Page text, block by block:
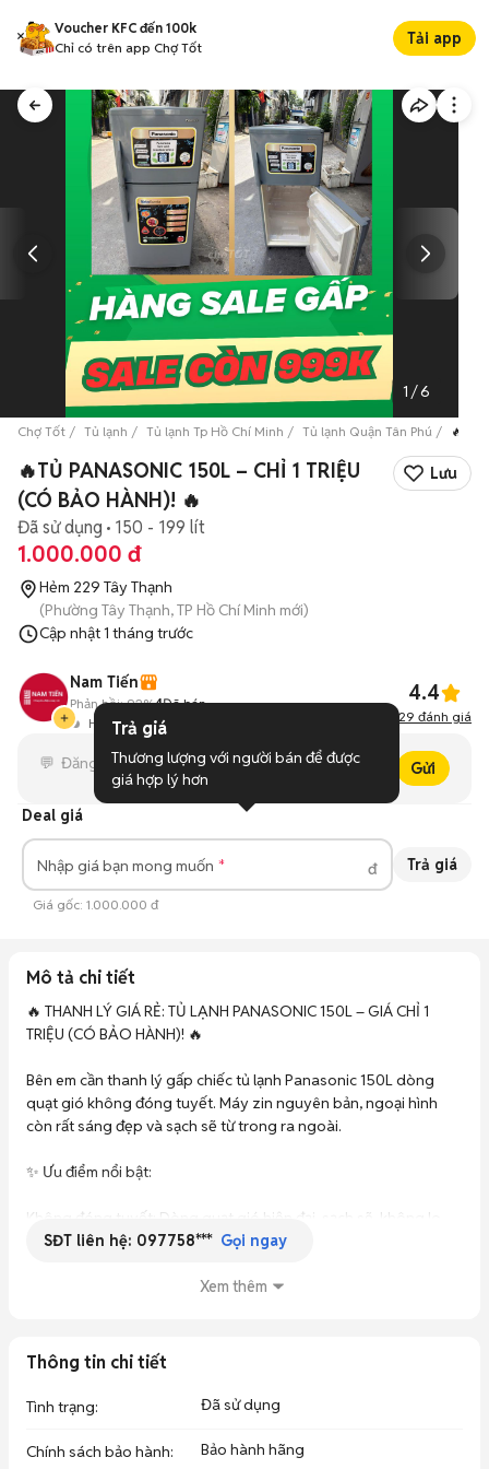
Voucher KFC đến 100k
Chỉ có trên app Chợ Tốt
Tải app
1 /6
Chợ Tốt Tủ lạnh Tủ lạnh Tp Hồ Chí Minh Tủ lạnh Quận Tân Phú 🔥TỦ
🔥TỦ PANASONIC 150L – CHỈ 1 TRIỆU
(CÓ BẢO HÀNH)! 🔥
Lưu
Đã sử dụng 150 - 199 lít
1.000.000 đ
Hẻm 229 Tây Thạnh
(Phường Tây Thạnh, TP Hồ Chí Minh mới)
Cập nhật1 tháng trước
Nam Tiến
Hoạt động 1 giờ trước
Phản hồi: 92%4Đã bán 4.4
29 đánh giá
Gửi
Deal giá
Nhập giá bạn mong muốn đ Trả giá
Giá gốc: 1.000.000 đ
Mô tả chi tiết
🔥 THANH LÝ GIÁ RẺ: TỦ LẠNH PANASONIC 150L – GIÁ CHỈ 1
TRIỆU (CÓ BẢO HÀNH)! 🔥
Bên em cần thanh lý gấp chiếc tủ lạnh Panasonic 150L dòng
quạt gió không đóng tuyết. Máy zin nguyên bản, ngoại hình
còn rất sáng đẹp và sạch sẽ từ trong ra ngoài.
✨ Ưu điểm nổi bật:
Không đóng tuyết: Dòng quạt gió hiện đại, sạch sẽ, không lo
bám đá ngăn đông, cực kỳ dễ vệ sinh.
Dung tích 150L vừa vặn: Thiết kế nhỏ gọn, ngăn đá làm đá
Thương hiệu Panasonic: Nổi tiếng với độ bền trâu bò, làm lạnh
siêu nhanh và sâu, block máy chạy êm ru và rất tiết kiệm điện.
🎁 Cam kết & Ưu đãi:
SĐT liên hệ: 097758*** Gọi ngay
Xem thêm
Thông tin chi tiết
Tình trạng: Đã sử dụng
Chính sách bảo hành: Bảo hành hãng
Trả giá
Thương lượng với người bán để được
giá hợp lý hơn